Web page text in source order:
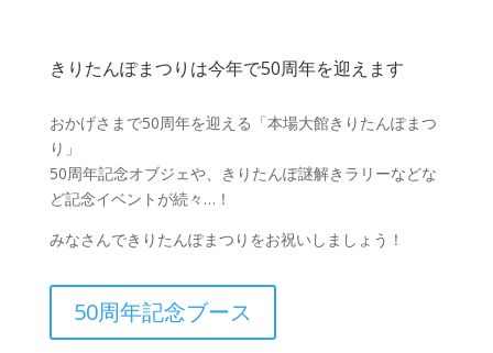
きりたんぽまつりは今年で50周年を迎えます
おかげさまで50周年を迎える「本場大館きりたんぽまつ
り」
50周年記念オブジェや、きりたんぽ謎解きラリーなどな
ど記念イベントが続々…！
みなさんできりたんぽまつりをお祝いしましょう！
50周年記念ブース